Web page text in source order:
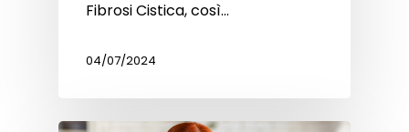
Fibrosi Cistica, così…
04/07/2024